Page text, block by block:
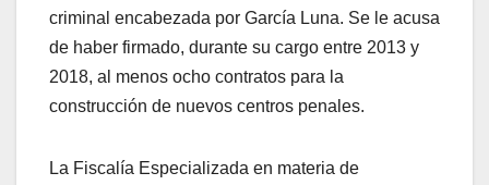
criminal encabezada por García Luna. Se le acusa
de haber firmado, durante su cargo entre 2013 y
2018, al menos ocho contratos para la
construcción de nuevos centros penales.
La Fiscalía Especializada en materia de